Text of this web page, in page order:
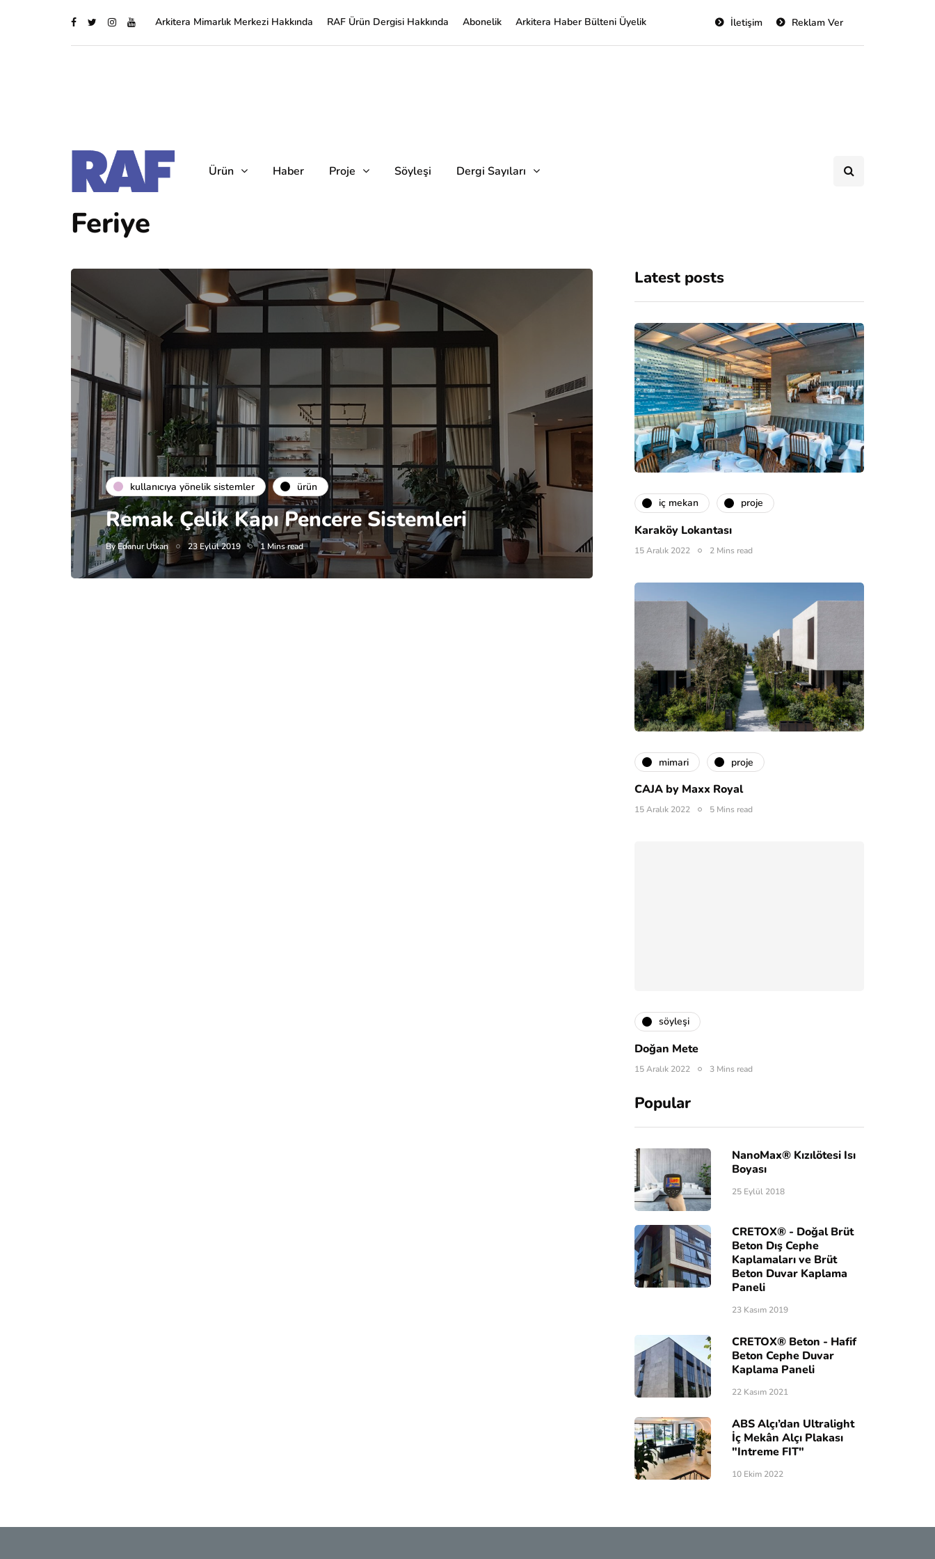
Arkitera Mimarlık Merkezi Hakkında RAF Ürün Dergisi Hakkında Abonelik Arkitera Haber Bülteni Üyelik Reklam Ver
İletişim
Ürün Haber Proje Söyleşi Dergi Sayıları
Feriye
kullanıcıya yönelik sistemler ürün
Remak Çelik Kapı Pencere Sistemleri
ByEdanur Utkan 23 Eylül 2019 1 Mins read
Latest posts
i̇ç mekan proje
Karaköy Lokantası
15 Aralık 2022 2 Mins read
mimari proje
CAJA by Maxx Royal
15 Aralık 2022 5 Mins read
söyleşi
Doğan Mete
15 Aralık 2022 3 Mins read
Popular
NanoMax® Kızılötesi Isı
Boyası
25 Eylül 2018
CRETOX® - Doğal Brüt
Beton Dış Cephe
Kaplamaları ve Brüt
Beton Duvar Kaplama
Paneli
23 Kasım 2019
CRETOX® Beton - Hafif
Beton Cephe Duvar
Kaplama Paneli
22 Kasım 2021
ABS Alçı’dan Ultralight
İç Mekân Alçı Plakası
"Intreme FIT"
10 Ekim 2022